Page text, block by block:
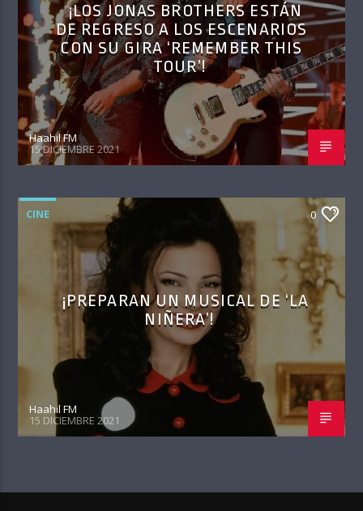
¡LOS JONAS BROTHERS ESTÁN
DE REGRESO A LOS ESCENARIOS
CON SU GIRA ‘REMEMBER THIS
TOUR’!
Haahil FM
15 DICIEMBRE 2021
CINE 0
¡PREPARAN UN MUSICAL DE ‘LA
NIÑERA’!
Haahil FM
15 DICIEMBRE 2021